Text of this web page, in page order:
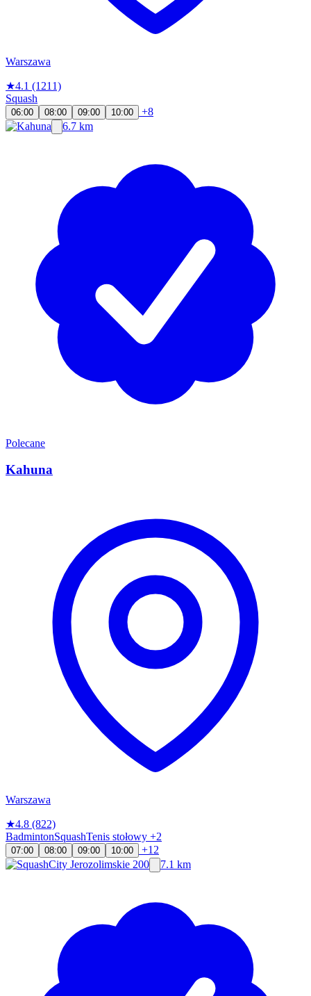
Warszawa
★4.1 (1211)
Squash
06:00 08:00 09:00 10:00
+8
6.7 km
Polecane
Kahuna
Warszawa
★4.8 (822)
BadmintonSquashTenis stołowy +2
07:00 08:00 09:00 10:00
+12
7.1 km